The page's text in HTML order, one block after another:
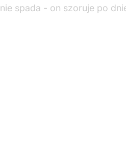
spada - on szoruje po